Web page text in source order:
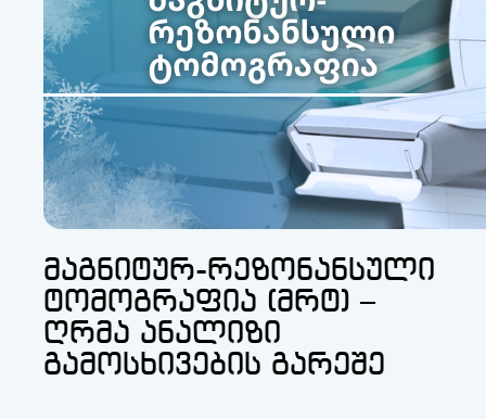
მაგნიტურ-რეზონანსული
ტომოგრაფია (მრტ) –
ღრმა ანალიზი
გამოსხივების გარეშე